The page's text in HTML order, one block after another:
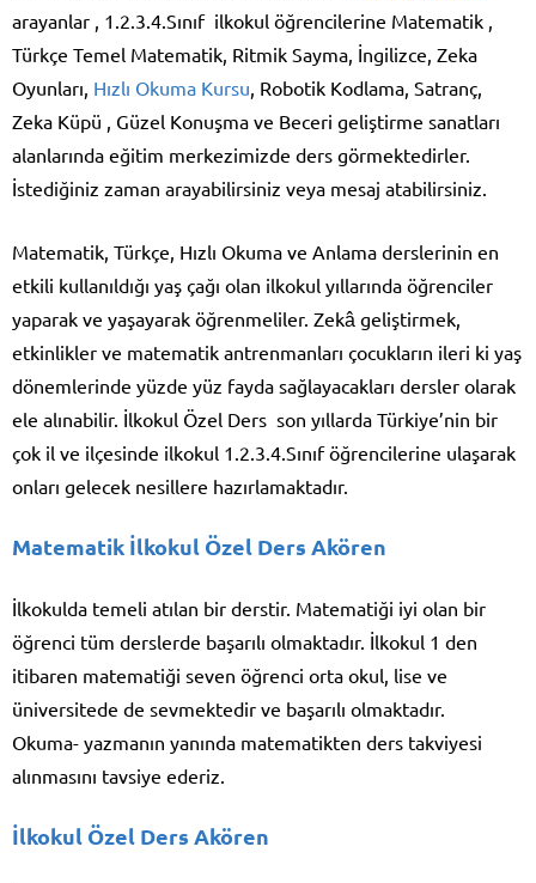
arayanlar , 1.2.3.4.Sınıf ilkokul öğrencilerine Matematik ,
Türkçe Temel Matematik, Ritmik Sayma, İngilizce, Zeka
Oyunları, Hızlı Okuma Kursu , Robotik Kodlama, Satranç,
Zeka Küpü , Güzel Konuşma ve Beceri geliştirme sanatları
alanlarında eğitim merkezimizde ders görmektedirler.
İstediğiniz zaman arayabilirsiniz veya mesaj atabilirsiniz.
Matematik, Türkçe, Hızlı Okuma ve Anlama derslerinin en
etkili kullanıldığı yaş çağı olan ilkokul yıllarında öğrenciler
yaparak ve yaşayarak öğrenmeliler. Zekâ geliştirmek,
etkinlikler ve matematik antrenmanları çocukların ileri ki yaş
dönemlerinde yüzde yüz fayda sağlayacakları dersler olarak
ele alınabilir. İlkokul Özel Ders son yıllarda Türkiye’nin bir
çok il ve ilçesinde ilkokul 1.2.3.4.Sınıf öğrencilerine ulaşarak
onları gelecek nesillere hazırlamaktadır.
Matematik İlkokul Özel Ders Akören
İlkokulda temeli atılan bir derstir. Matematiği iyi olan bir
öğrenci tüm derslerde başarılı olmaktadır. İlkokul 1 den
itibaren matematiği seven öğrenci orta okul, lise ve
üniversitede de sevmektedir ve başarılı olmaktadır.
Okuma- yazmanın yanında matematikten ders takviyesi
alınmasını tavsiye ederiz.
İlkokul Özel Ders Akören